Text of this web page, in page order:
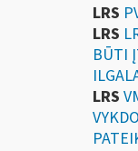
LRS
LRS
BŪTI
LRS